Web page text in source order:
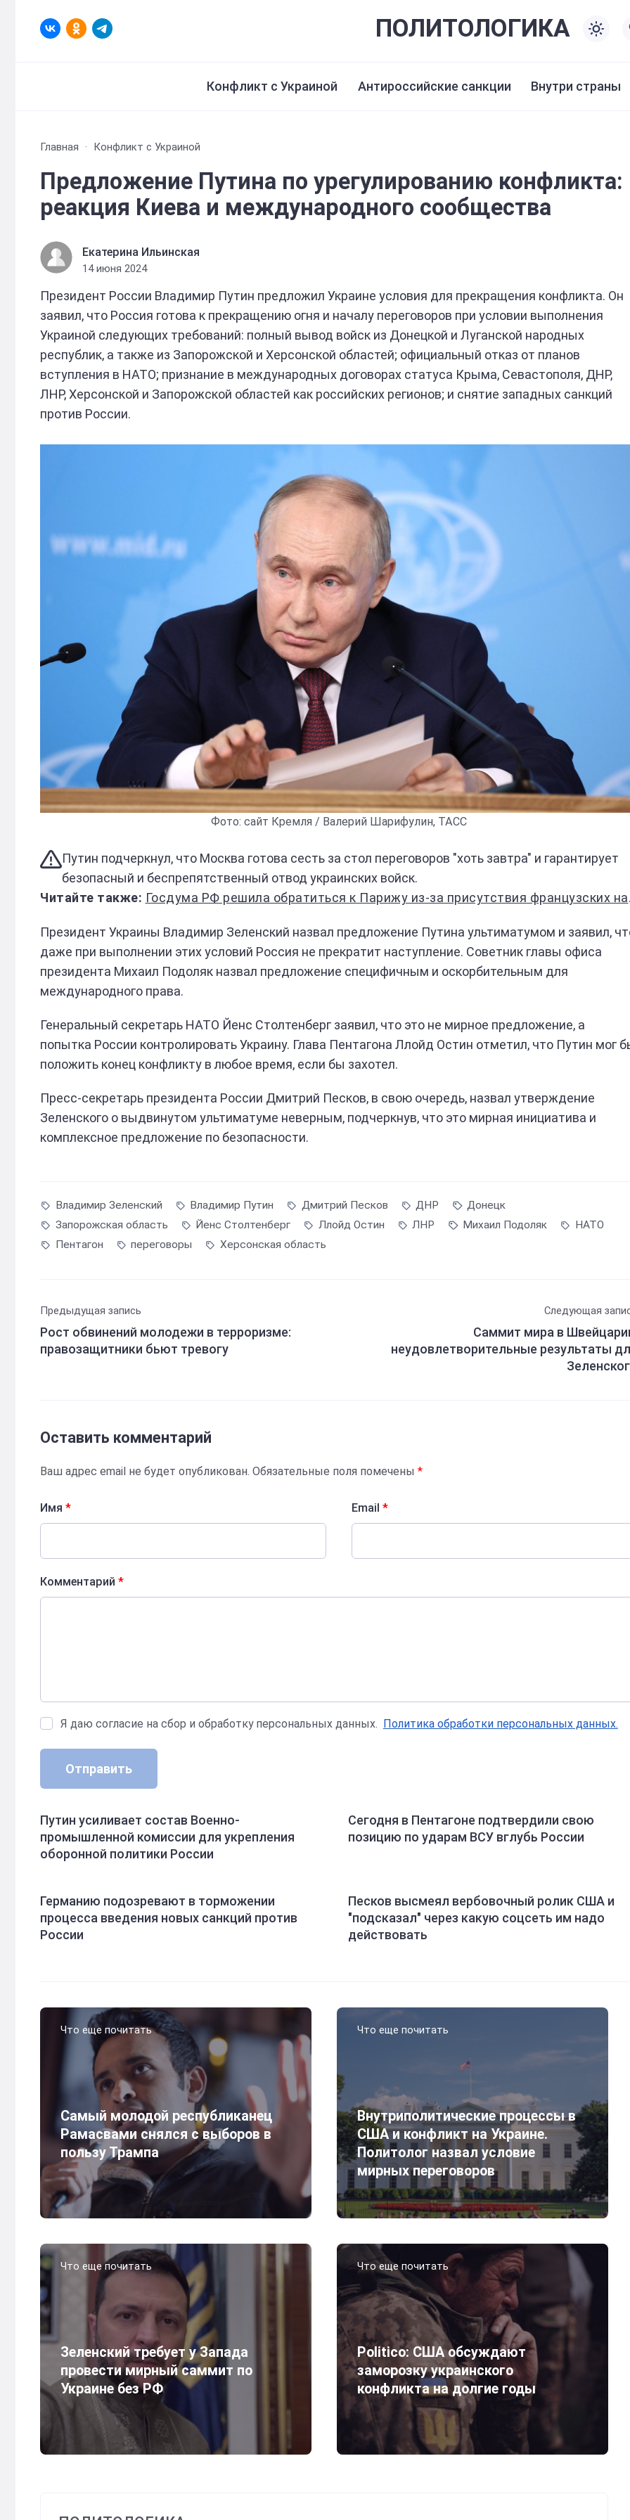
ПОЛИТОЛОГИКА
Конфликт с Украиной Антироссийские санкции Внутри страны
Главная Конфликт с Украиной
Предложение Путина по урегулированию конфликта:
реакция Киева и международного сообщества
Екатерина Ильинская
14 июня 2024
Президент России Владимир Путин предложил Украине условия для прекращения конфликта. Он
заявил, что Россия готова к прекращению огня и началу переговоров при условии выполнения
Украиной следующих требований: полный вывод войск из Донецкой и Луганской народных
республик, а также из Запорожской и Херсонской областей; официальный отказ от планов
вступления в НАТО; признание в международных договорах статуса Крыма, Севастополя, ДНР,
ЛНР, Херсонской и Запорожской областей как российских регионов; и снятие западных санкций
против России.
Фото: сайт Кремля / Валерий Шарифулин, ТАСС
Путин подчеркнул, что Москва готова сесть за стол переговоров "хоть завтра" и гарантирует
безопасный и беспрепятственный отвод украинских войск.
Госдума РФ решила обратиться к Парижу из-за присутствия французских наемников в ВСУ
Президент Украины Владимир Зеленский назвал предложение Путина ультиматумом и заявил,
даже при выполнении этих условий Россия не прекратит наступление. Советник главы офиса
президента Михаил Подоляк назвал предложение специфичным и оскорбительным для
международного права.
Генеральный секретарь НАТО Йенс Столтенберг заявил, что это не мирное предложение, а
попытка России контролировать Украину. Глава Пентагона Ллойд Остин отметил, что Путин мог
положить конец конфликту в любое время, если бы захотел.
Пресс-секретарь президента России Дмитрий Песков, в свою очередь, назвал утверждение
Зеленского о выдвинутом ультиматуме неверным, подчеркнув, что это мирная инициатива и
комплексное предложение по безопасности.
Владимир Зеленский Владимир Путин Дмитрий Песков ДНР
Донецк
Запорожская область
Йенс Столтенберг Ллойд Остин ЛНР Михаил Подоляк
НАТО
Пентагон
переговоры Херсонская область
Предыдущая запись
Рост обвинений молодежи в терроризме:
правозащитники бьют тревогу
Следующая
Саммит мира в
неудовлетворительные результаты
Оставить комментарий
Ваш адрес email не будет опубликован. Обязательные поля помечены *
Имя * Email*
Комментарий *
Я даю согласие на сбор и обработку персональных данных. Политика обработки персональных данных.
Отправить
Путин усиливает состав Военно-
промышленной комиссии для укрепления
оборонной политики России
Сегодня в Пентагоне подтвердили свою
позицию по ударам ВСУ вглубь России
Германию подозревают в торможении
процесса введения новых санкций против
России
Песков высмеял вербовочный ролик США и
"подсказал" через какую соцсеть им надо
действовать
Что еще почитать
Самый молодой республиканец
Рамасвами снялся с выборов в
пользу Трампа
Что еще почитать
Внутриполитические процессы в
США и конфликт на Украине.
Политолог назвал условие
мирных переговоров
Что еще почитать
Зеленский требует у Запада
провести мирный саммит по
Украине без РФ
Что еще почитать
Politico: США обсуждают
заморозку украинского
конфликта на долгие годы